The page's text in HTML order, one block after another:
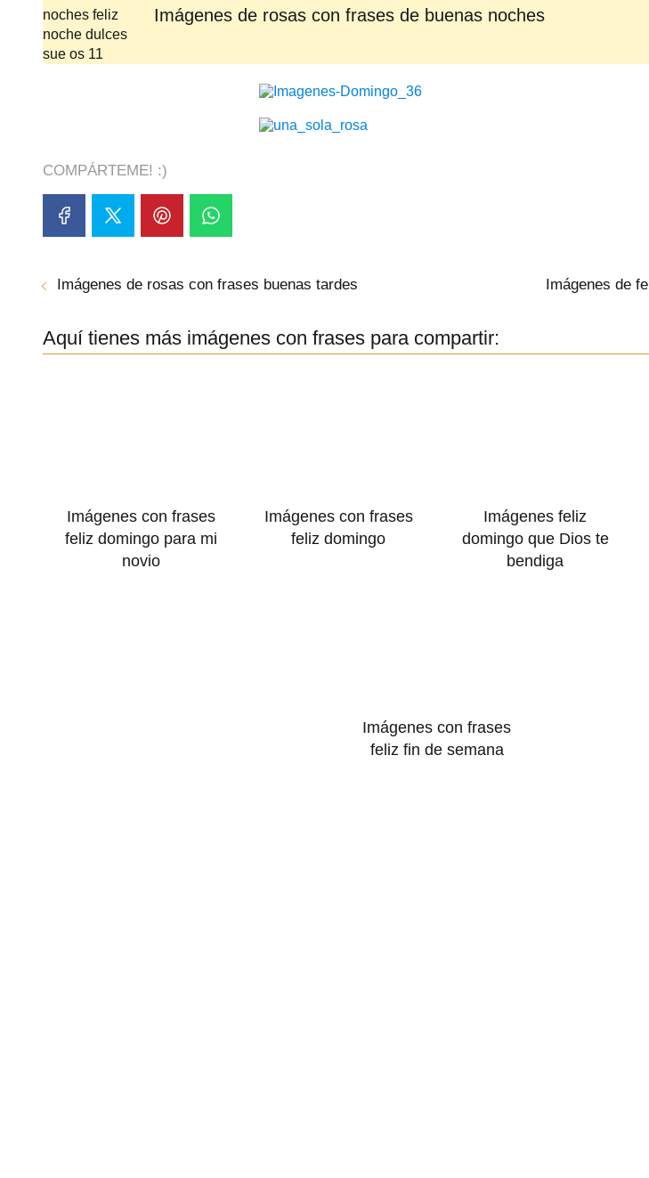
Imágenes de rosas con frases de buenas noches
COMPÁRTEME! :)
Imágenes de rosas con frases buenas tardes Imágenes de
Aquí tienes más imágenes con frases para compartir:
Imágenes con frases
feliz domingo para mi
novio
Imágenes con frases
feliz domingo
Imágenes feliz
domingo que Dios te
bendiga
Imágenes con frases
feliz fin de semana